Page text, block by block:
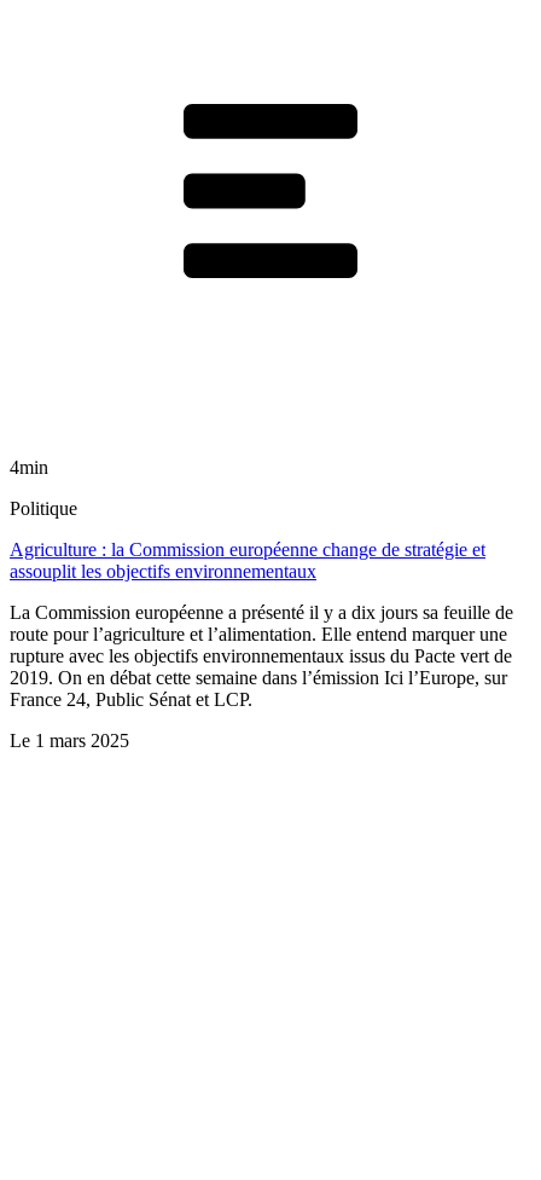
4min
Politique
Agriculture : la Commission européenne change de stratégie et
assouplit les objectifs environnementaux
La Commission européenne a présenté il y a dix jours sa feuille de
route pour l’agriculture et l’alimentation. Elle entend marquer une
rupture avec les objectifs environnementaux issus du Pacte vert de
2019. On en débat cette semaine dans l’émission Ici l’Europe, sur
France 24, Public Sénat et LCP.
Le 1 mars 2025